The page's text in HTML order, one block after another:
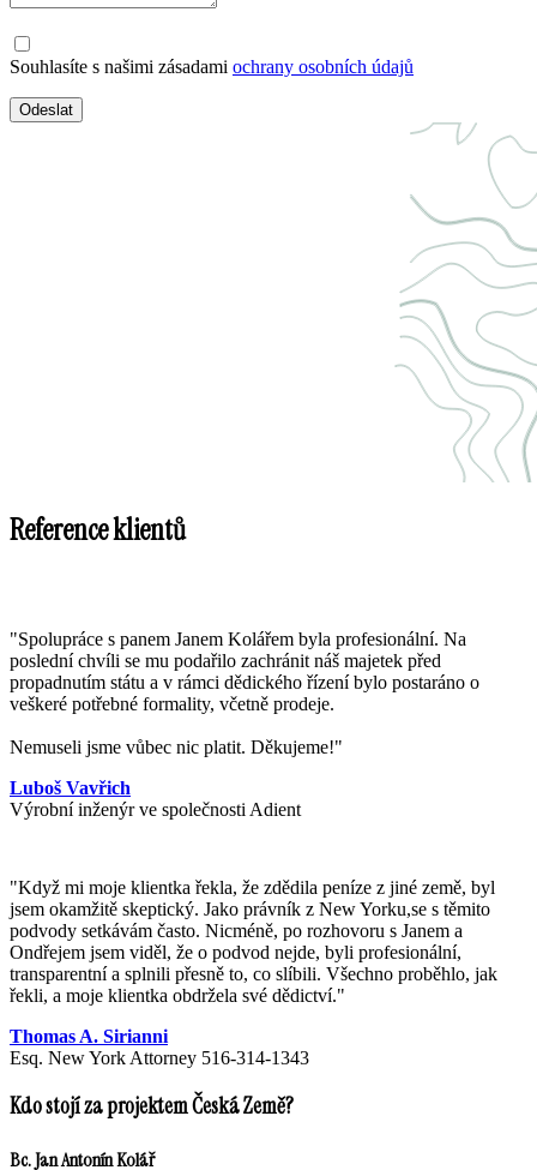
Souhlasíte s našimi zásadami ochrany osobních údajů
Odeslat
Reference klientů
"Spolupráce s panem Janem Kolářem byla profesionální. Na
poslední chvíli se mu podařilo zachránit náš majetek před
propadnutím státu a v rámci dědického řízení bylo postaráno o
veškeré potřebné formality, včetně prodeje.
Nemuseli jsme vůbec nic platit. Děkujeme!"
Luboš Vavřich
Výrobní inženýr ve společnosti Adient
"Když mi moje klientka řekla, že zdědila peníze z jiné země, byl
jsem okamžitě skeptický. Jako právník z New Yorku,se s těmito
podvody setkávám často. Nicméně, po rozhovoru s Janem a
Ondřejem jsem viděl, že o podvod nejde, byli profesionální,
transparentní a splnili přesně to, co slíbili. Všechno proběhlo, jak
řekli, a moje klientka obdržela své dědictví."
Thomas A. Sirianni
Esq. New York Attorney 516-314-1343
Kdo stojí za projektem Česká Země?
Bc. Jan Antonín Kolář